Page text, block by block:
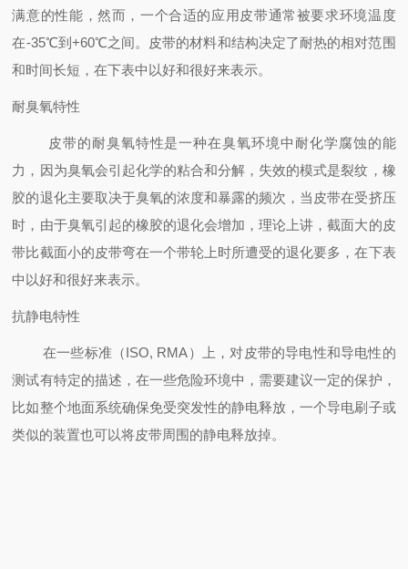
满意的性能，然而，一个合适的应用皮带通常被要求环境温度
在-35℃到+60℃之间。皮带的材料和结构决定了耐热的相对范围
和时间长短，在下表中以好和很好来表示。
耐臭氧特性
皮带的耐臭氧特性是一种在臭氧环境中耐化学腐蚀的能
力，因为臭氧会引起化学的粘合和分解，失效的模式是裂纹，橡
胶的退化主要取决于臭氧的浓度和暴露的频次，当皮带在受挤压
时，由于臭氧引起的橡胶的退化会增加，理论上讲，截面大的皮
带比截面小的皮带弯在一个带轮上时所遭受的退化要多，在下表
中以好和很好来表示。
抗静电特性
在一些标准（ISO, RMA）上，对皮带的导电性和导电性的
测试有特定的描述，在一些危险环境中，需要建议一定的保护，
比如整个地面系统确保免受突发性的静电释放，一个导电刷子或
类似的装置也可以将皮带周围的静电释放掉。